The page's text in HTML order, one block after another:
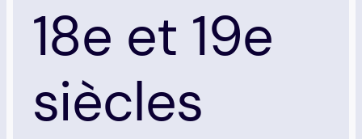
18e et 19e
siècles